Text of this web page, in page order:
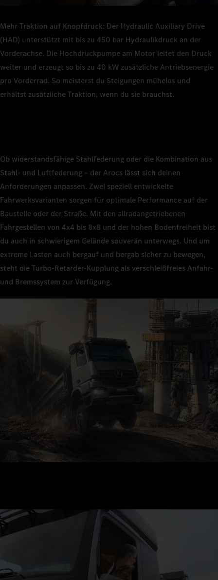
Mehr Traktion auf Knopfdruck: Der Hydraulic Auxiliary Drive
(HAD) unterstützt mit bis zu 450 bar Hydraulikdruck an der
Vorderachse. Die Hochdruckpumpe am Motor leitet den Druck
weiter und erzeugt so bis zu 40 kW zusätzliche Antriebsenergie
pro Vorderrad. So meisterst du Steigungen mühelos und
erhältst zusätzliche Traktion, wenn du sie brauchst.
Ob widerstandsfähige Stahlfederung oder die Kombination aus
Stahl- und Luftfederung – der Arocs lässt sich deinen
Anforderungen anpassen. Zwei speziell entwickelte
Fahrwerksvarianten sorgen für optimale Performance auf der
Baustelle oder der Straße. Mit den allradangetriebenen
Fahrgestellen von 4x4 bis 8x8 und der hohen Bodenfreiheit bist
du auch in schwierigem Gelände souverän unterwegs. Und um
extreme Lasten auch bergauf und bergab sicher zu bewegen,
steht die Turbo-Retarder-Kupplung als verschleißfreies Anfahr-
und Bremssystem zur Verfügung.